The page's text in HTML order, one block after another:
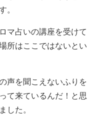
。
マ占いの講座を受けて
所はここではないとい
声を聞こえないふりを
て来ているんだ！と思
した。